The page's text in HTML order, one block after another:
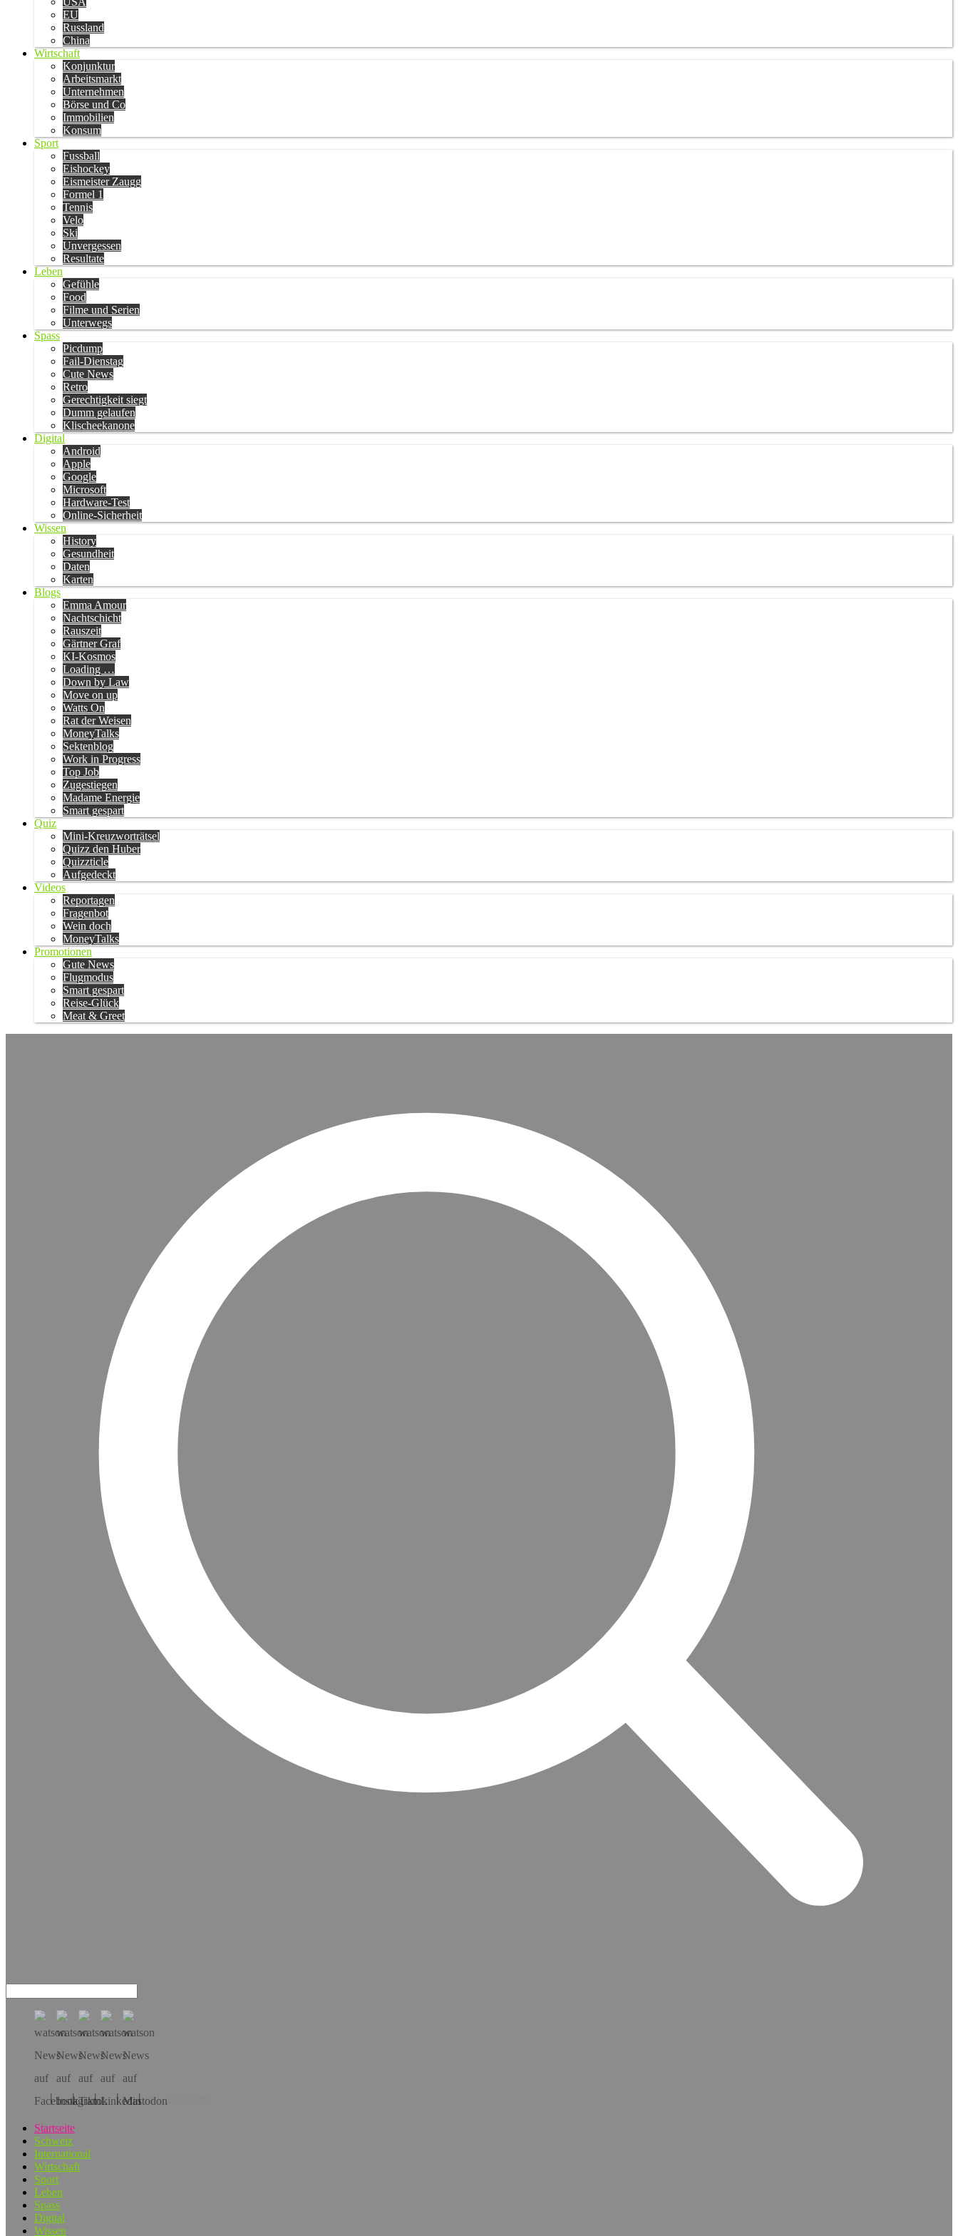
EU
Russland
China
Wirtschaft
Konjunktur
Arbeitsmarkt
Unternehmen
Börse und Co
Immobilien
Konsum
Sport
Fussball
Eishockey
Eismeister Zaugg
Formel 1
Tennis
Velo
Ski
Unvergessen
Resultate
Leben
Gefühle
Food
Filme und Serien
Unterwegs
Spass
Picdump
Fail-Dienstag
Cute News
Retro
Gerechtigkeit siegt
Dumm gelaufen
Klischeekanone
Digital
Android
Apple
Google
Microsoft
Hardware-Test
Online-Sicherheit
Wissen
History
Gesundheit
Daten
Karten
Blogs
Emma Amour
Nachtschicht
Rauszeit
Gärtner Graf
KI-Kosmos
Loading …
Down by Law
Move on up
Watts On
Rat der Weisen
MoneyTalks
Sektenblog
Work in Progress
Top Job
Zugestiegen
Madame Energie
Smart gespart
Quiz
Mini-Kreuzworträtsel
Quizz den Huber
Quizzticle
Aufgedeckt
Videos
Reportagen
Fragenbot
Wein doch
MoneyTalks
Promotionen
Gute News
Flugmodus
Smart gespart
Reise-Glück
Meat & Greet
Hol dir die App!
Startseite
Schweiz
International
Wirtschaft
Sport
Leben
Spass
Digital
Wissen